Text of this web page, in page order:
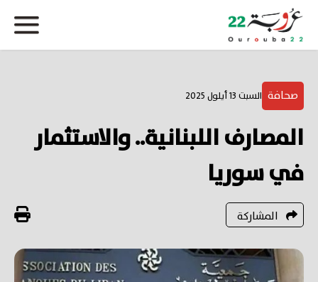
صحافة السبت 13 أيلول 2025
المصارف اللبنانية.. والاستثمار
في سوريا
المشاركة